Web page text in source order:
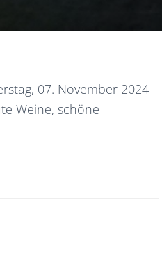
07. November 2024
Weine, schöne